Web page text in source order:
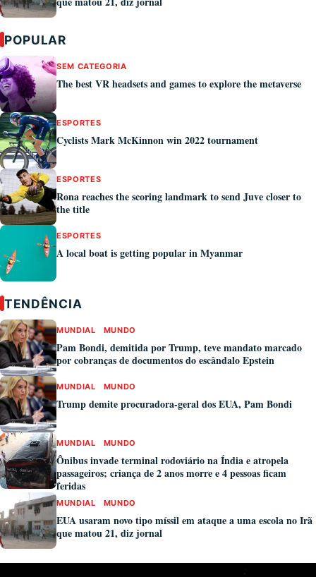
POPULAR
SEM CATEGORIA
The best VR headsets and games to explore the metaverse
ESPORTES
Cyclists Mark McKinnon win 2022 tournament
ESPORTES
Rona reaches the scoring landmark to send Juve closer to
the title
ESPORTES
A local boat is getting popular in Myanmar
TENDÊNCIA
MUNDIAL MUNDO
Pam Bondi, demitida por Trump, teve mandato marcado
por cobranças de documentos do escândalo Epstein
MUNDIAL MUNDO
Trump demite procuradora-geral dos EUA, Pam Bondi
MUNDIAL MUNDO
Ônibus invade terminal rodoviário na Índia e atropela
passageiros; criança de 2 anos morre e 4 pessoas ficam
feridas
MUNDIAL MUNDO
EUA usaram novo tipo míssil em ataque a uma escola no Irã
que matou 21, diz jornal